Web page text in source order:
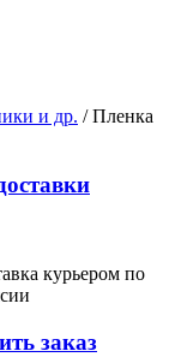
и др. / Пленка
курьером по
заказ